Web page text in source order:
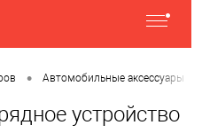
• Автомобильные аксессуары
устройство